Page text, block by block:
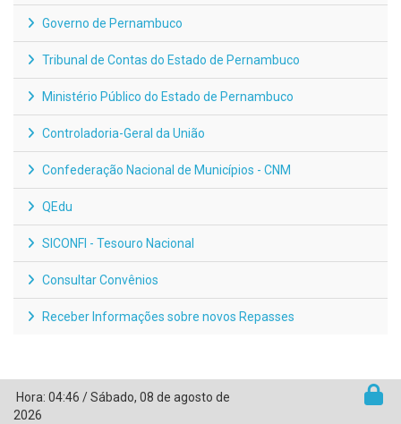
Governo de Pernambuco
Tribunal de Contas do Estado de Pernambuco
Ministério Público do Estado de Pernambuco
Controladoria-Geral da União
Confederação Nacional de Municípios - CNM
QEdu
SICONFI - Tesouro Nacional
Consultar Convênios
Receber Informações sobre novos Repasses
Hora: 04:46 /Sábado, 08 de agosto de
2026